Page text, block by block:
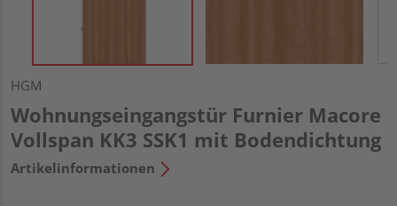
HGM
Wohnungseingangstür Furnier Macore
Vollspan KK3 SSK1 mit Bodendichtung
Artikelinformationen